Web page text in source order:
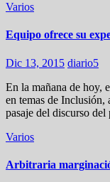
Varios
Equipo ofrece su
Dic 13, 2015 diario5
En la mañana de hoy,
en temas de Inclusión,
pasaje del discurso
Varios
Arbitraria